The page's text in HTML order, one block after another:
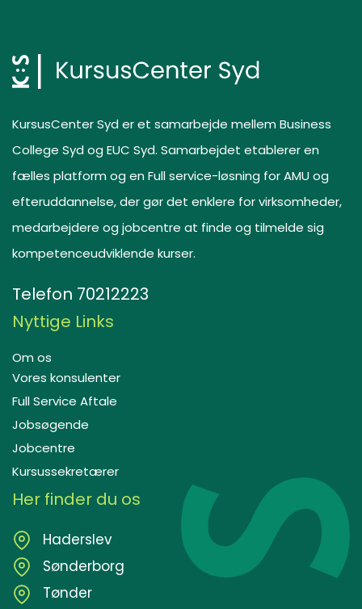
KursusCenter Syd er et samarbejde mellem Business
College Syd og EUC Syd. Samarbejdet etablerer en
fælles platform og en Full service-løsning for AMU og
efteruddannelse, der gør det enklere for virksomheder,
medarbejdere og jobcentre at finde og tilmelde sig
kompetenceudviklende kurser.
Telefon 70212223
Nyttige Links
Om os
Vores konsulenter
Full Service Aftale
Jobsøgende
Jobcentre
Kursussekretærer
Her finder du os
Haderslev
Sønderborg
Tønder